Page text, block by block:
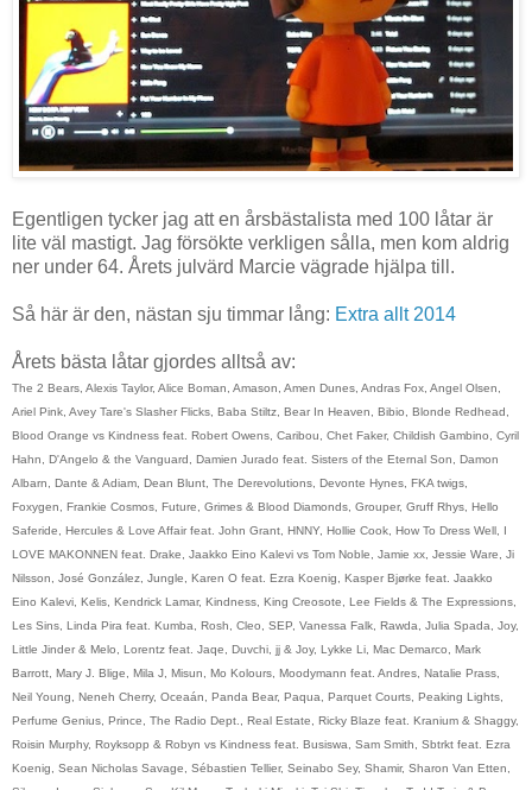
Egentligen tycker jag att en årsbästalista med 100 låtar är
lite väl mastigt. Jag försökte verkligen sålla, men kom aldrig
ner under 64. Årets julvärd Marcie vägrade hjälpa till.
Så här är den, nästan sju timmar lång: Extra allt 2014
Årets bästa låtar gjordes alltså av:
The 2 Bears, Alexis Taylor, Alice Boman, Amason, Amen Dunes, Andras Fox, Angel Olsen,
Ariel Pink, Avey Tare's Slasher Flicks, Baba Stiltz, Bear In Heaven, Bibio, Blonde Redhead,
Blood Orange vs Kindness feat. Robert Owens, Caribou, Chet Faker, Childish Gambino, Cyril
Hahn, D'Angelo & the Vanguard, Damien Jurado feat. Sisters of the Eternal Son, Damon
Albarn, Dante & Adiam, Dean Blunt, The Derevolutions, Devonte Hynes, FKA twigs,
Foxygen, Frankie Cosmos, Future, Grimes & Blood Diamonds, Grouper, Gruff Rhys, Hello
Saferide, Hercules & Love Affair feat. John Grant, HNNY, Hollie Cook, How To Dress Well, I
LOVE MAKONNEN feat. Drake, Jaakko Eino Kalevi vs Tom Noble, Jamie xx, Jessie Ware, Ji
Nilsson, José González, Jungle, Karen O feat. Ezra Koenig, Kasper Bjørke feat. Jaakko
Eino Kalevi, Kelis, Kendrick Lamar, Kindness, King Creosote, Lee Fields & The Expressions,
Les Sins, Linda Pira feat. Kumba, Rosh, Cleo, SEP, Vanessa Falk, Rawda, Julia Spada, Joy,
Little Jinder & Melo, Lorentz feat. Jaqe, Duvchi, jj & Joy, Lykke Li, Mac Demarco, Mark
Barrott, Mary J. Blige, Mila J, Misun, Mo Kolours, Moodymann feat. Andres, Natalie Prass,
Neil Young, Neneh Cherry, Oceaán, Panda Bear, Paqua, Parquet Courts, Peaking Lights,
Perfume Genius, Prince, The Radio Dept., Real Estate, Ricky Blaze feat. Kranium & Shaggy,
Roisin Murphy, Royksopp & Robyn vs Kindness feat. Busiswa, Sam Smith, Sbtrkt feat. Ezra
Koenig, Sean Nicholas Savage, Sébastien Tellier, Seinabo Sey, Shamir, Sharon Van Etten,